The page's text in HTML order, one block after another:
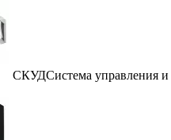
СКУДСистема управления